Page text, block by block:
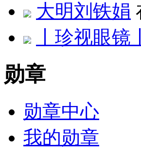
大明刘铁娟
丨珍视眼镜丨
勋章
勋章中心
我的勋章